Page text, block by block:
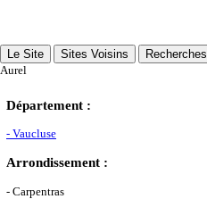
Le Site Sites Voisins Recherches
Aurel
Département :
- Vaucluse
Arrondissement :
- Carpentras